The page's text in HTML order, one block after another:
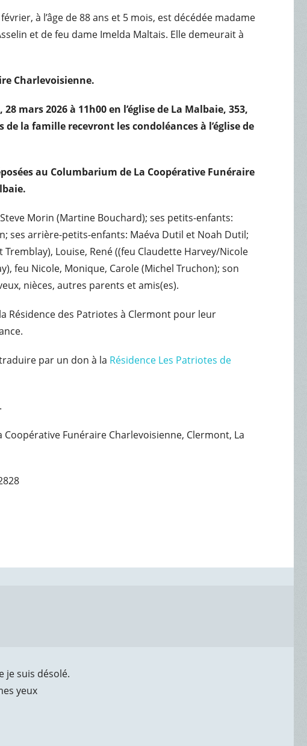
à l’âge de 88 ans et 5 mois, est décédée madame
et de feu dame Imelda Maltais. Elle demeurait à
Charlevoisienne.
mars 2026 à 11h00 en l’église de La Malbaie, 353,
la famille recevront les condoléances à l’église de
au Columbarium de La Coopérative Funéraire
Morin (Martine Bouchard); ses petits-enfants:
ses arrière-petits-enfants: Maéva Dutil et Noah Dutil;
Louise, René ((feu Claudette Harvey/Nicole
feu Nicole, Monique, Carole (Michel Truchon); son
nièces, autres parents et amis(es).
Résidence des Patriotes à Clermont pour leur
par un don à la Résidence Les Patriotes de
Funéraire Charlevoisienne, Clermont, La
je suis désolé.
yeux